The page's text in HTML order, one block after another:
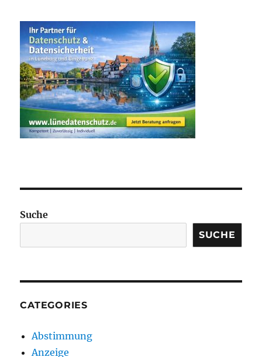
Suche
SUCHE
CATEGORIES
Abstimmung
Anzeige